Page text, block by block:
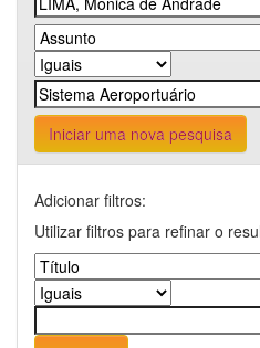
Iniciar uma nova pesquisa
Adicionar filtros:
Utilizar filtros para refinar o